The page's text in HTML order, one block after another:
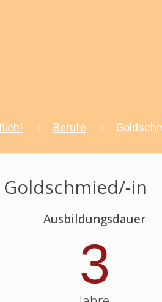
Berufe
Goldschmied/-in
Ausbildungsdauer
3